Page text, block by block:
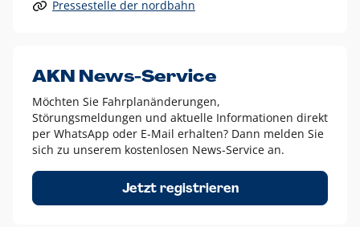
Alle anderen Logo-Varianten dürfen nur in Ausnahmefällen
Diese Ausnahmen sind zum Beispiel:
dem AKN Blau,
weißes Logo auf Fotohintergründen,
schwarzes Logo für reine Schwarz-Weiß-Umsetzungen
Um das Logo herum muss ein Schutzraum von jeweils einer
Höhe bzw. Breite des N aus AKN in alle Richtungen
Pressestelle der nordbahn
AKN News-Service
Möchten Sie Fahrplanänderungen,
Störungsmeldungen und aktuelle Informationen direkt
per WhatsApp oder E-Mail erhalten? Dann melden Sie
sich zu unserem kostenlosen News-Service an.
Jetzt registrieren